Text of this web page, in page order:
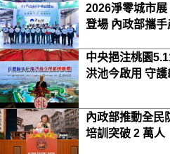
2026淨零城市
登場 內政部攜
中央挹注桃園
洪池今啟用 守
內政部推動全民
培訓突破 2 萬人